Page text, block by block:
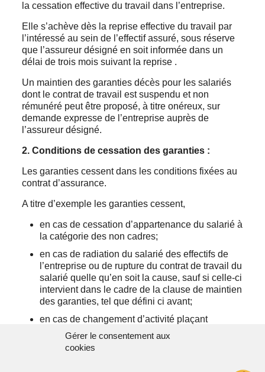
Gérer le consentement aux
cookies
la cessation effective du travail dans l’entreprise.
Elle s’achève dès la reprise effective du travail par
l’intéressé au sein de l’effectif assuré, sous réserve
que l’assureur désigné en soit informée dans un
délai de trois mois suivant la reprise .
Un maintien des garanties décès pour les salariés
dont le contrat de travail est suspendu et non
rémunéré peut être proposé, à titre onéreux, sur
demande expresse de l’entreprise auprès de
l’assureur désigné.
2.Conditions de cessation des garanties :
Les garanties cessent dans les conditions fixées au
contrat d’assurance.
A titre d’exemple les garanties cessent,
en cas de cessation d’appartenance du salarié à
la catégorie des non cadres;
en cas de radiation du salarié des effectifs de
l’entreprise ou de rupture du contrat de travail du
salarié quelle qu’en soit la cause, sauf si celle-ci
intervient dans le cadre de la clause de maintien
des garanties, tel que défini ci avant;
en cas de changement d’activité plaçant
l’entreprise en dehors du champ d’application
de la convention collective des laboratoires de